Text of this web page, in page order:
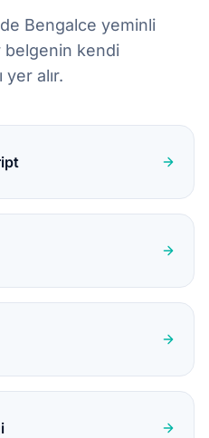
Bengalce yeminli
belgenin kendi
alır.